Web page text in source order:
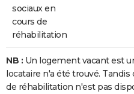
sociaux en
cours de
réhabilitation
NB : Un logement vacant est
locataire n'a été trouvé.
de réhabilitation n'est pas